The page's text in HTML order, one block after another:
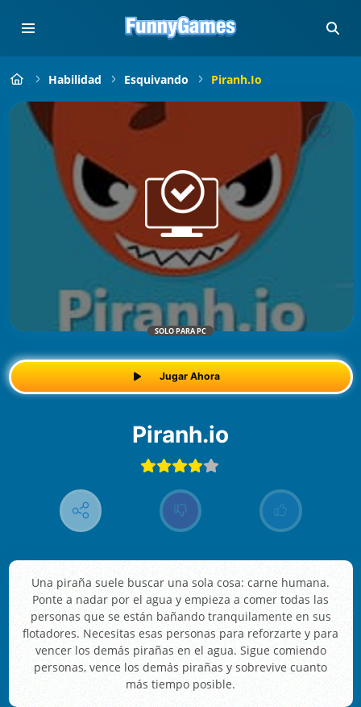
Habilidad Esquivando Piranh.io
SOLO PARA PC
Jugar Ahora
Piranh.io
Una piraña suele buscar una sola cosa: carne humana.
Ponte a nadar por el agua y empieza a comer todas las
personas que se están bañando tranquilamente en sus
flotadores. Necesitas esas personas para reforzarte y para
vencer los demás pirañas en el agua. Sigue comiendo
personas, vence los demás pirañas y sobrevive cuanto
más tiempo posible.